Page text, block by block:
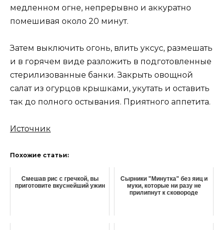
медленном огне, непрерывно и аккуратно
помешивая около 20 минут.
Затем выключить огонь, влить уксус, размешать
и в горячем виде разложить в подготовленные
стерилизованные банки. Закрыть овощной
салат из огурцов крышками, укутать и оставить
так до полного остывания. Приятного аппетита.
Источник
Похожие статьи:
Смешав рис с гречкой, вы
приготовите вкуснейший ужин
Сырники "Минутка" без яиц и
муки, которые ни разу не
прилипнут к сковороде